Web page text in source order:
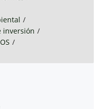
/
inversión /
/